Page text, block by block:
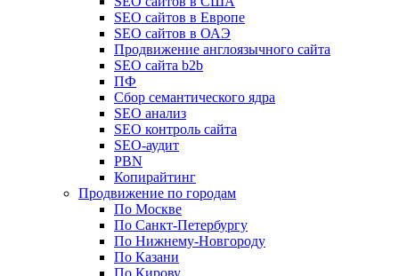
SEO сайтов в Европе
SEO сайтов в ОАЭ
Продвижение англоязычного сайта
SEO сайта b2b
ПФ
Сбор семантического ядра
SEO анализ
SEO контроль сайта
SEO-аудит
PBN
Копирайтинг
Продвижение по городам
По Москве
По Санкт-Петербургу
По Нижнему-Новгороду
По Казани
По Кирову